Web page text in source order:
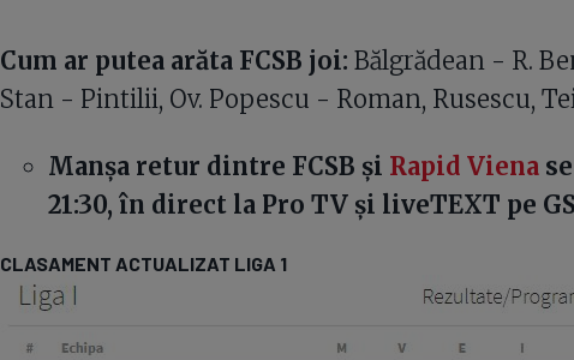
Cum ar putea arăta FCSB joi: Bălgrădean - R.
Stan - Pintilii, Ov. Popescu - Roman, Rusescu,
Manșa retur dintre FCSB și Rapid Vienase
21:30, în direct la Pro TV și liveTEXT pe
CLASAMENT ACTUALIZAT LIGA 1